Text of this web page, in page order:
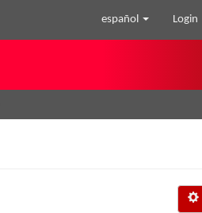
español Login